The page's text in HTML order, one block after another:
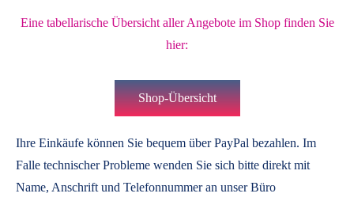
Eine tabellarische Übersicht aller Angebote im Shop finden Sie
hier:
Shop-Übersicht
Ihre Einkäufe können Sie bequem über PayPal bezahlen. Im
Falle technischer Probleme wenden Sie sich bitte direkt mit
Name, Anschrift und Telefonnummer an unser Büro